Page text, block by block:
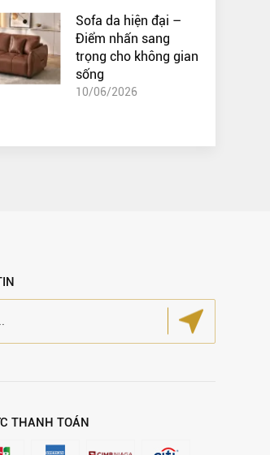
Sofa da hiện đại –
Điểm nhấn sang
trọng cho không gian
sống
10/06/2026
THANH TOÁN